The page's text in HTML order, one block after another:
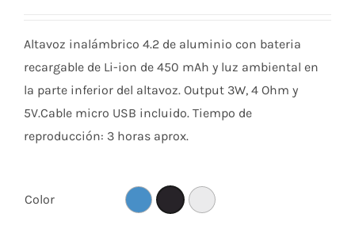
Altavoz inalámbrico 4.2 de aluminio con bateria
recargable de Li-ion de 450 mAh y luz ambiental en
la parte inferior del altavoz. Output 3W, 4 Ohm y
5V.Cable micro USB incluido. Tiempo de
reproducción: 3 horas aprox.
Color